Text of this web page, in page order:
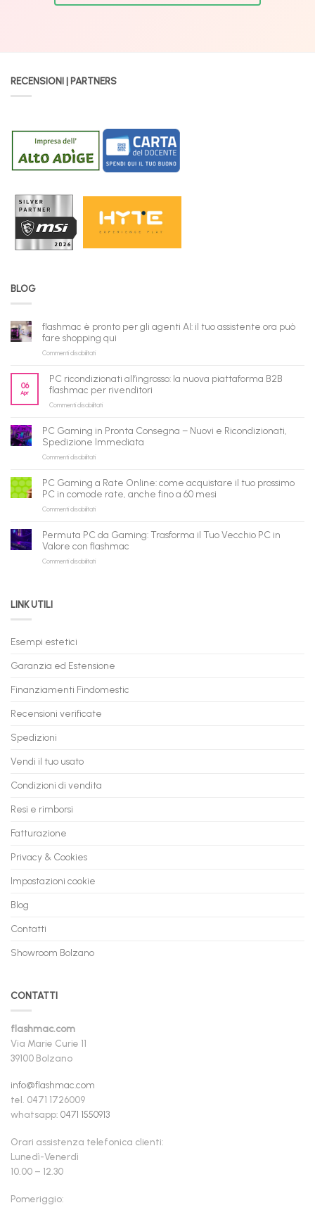
RECENSIONI | PARTNERS
BLOG
flashmac è pronto per gli agenti AI: il tuo assistente ora può
fare shopping qui
Commenti disabilitatisu
pronto
per
gli
AI:
il
tuo
assistente
può
fare
qui
06
Apr
PC ricondizionati all’ingrosso: la nuova piattaforma B2B
flashmac per rivenditori
Commenti disabilitatisu
ricondizionati
all’ingrosso:
la
B2B
per
PC Gaming in Pronta Consegna – Nuovi e Ricondizionati,
Spedizione Immediata
Commenti disabilitatisu
Gaming
in
Pronta
Consegna
Nuovi
Ricondizionati,
Spedizione
PC Gaming a Rate Online: come acquistare il tuo prossimo
PC in comode rate, anche fino a 60 mesi
Commenti disabilitatisu
Gaming
Rate
Online:
anche
a
Permuta PC da Gaming: Trasforma il Tuo Vecchio PC in
Valore con flashmac
Commenti disabilitatisu
in
con
LINK UTILI
Esempi estetici
Garanzia ed Estensione
Finanziamenti Findomestic
Recensioni verificate
Spedizioni
Vendi il tuo usato
Condizioni di vendita
Resi e rimborsi
Fatturazione
Privacy & Cookies
Impostazioni cookie
Blog
Contatti
Showroom Bolzano
CONTATTI
flashmac.com
Via Marie Curie 11
39100 Bolzano
info@flashmac.com
tel. 0471 1726009
whatsapp: 0471 1550913
Orari assistenza telefonica clienti:
Lunedì-Venerdì
10.00 – 12.30
Pomeriggio: